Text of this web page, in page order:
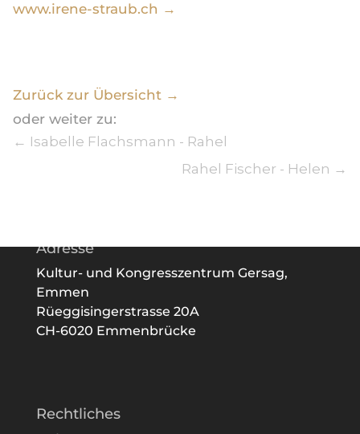
www.irene-straub.ch →
Zurück zur Übersicht →
oder weiter zu:
← Isabelle Flachsmann - Rahel
Rahel Fischer - Helen →
Adresse
Kultur- und Kongresszentrum Gersag,
Emmen
Rüeggisingerstrasse 20A
CH-6020 Emmenbrücke
Rechtliches